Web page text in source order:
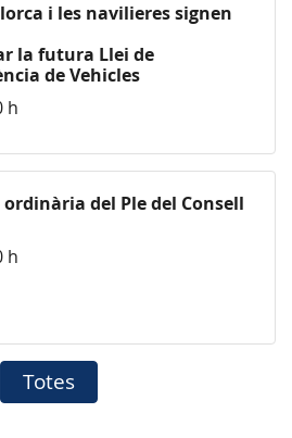
i les navilieres signen
la futura Llei de
de Vehicles
h
del Ple del Consell
h
Totes